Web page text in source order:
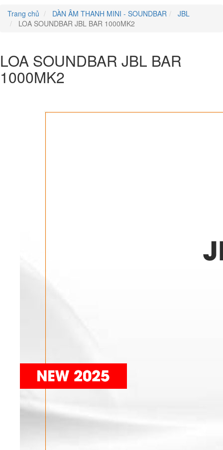
Trang chủ
DÀN ÂM THANH MINI - SOUNDBAR
JBL
LOA SOUNDBAR JBL BAR 1000MK2
LOA SOUNDBAR JBL BAR
1000MK2